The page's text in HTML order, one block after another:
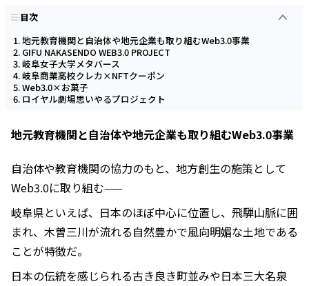
目次
地元教育機関と自治体や地元企業も取り組むWeb3.0事業
GIFU NAKASENDO WEB3.0 PROJECT
岐阜女子大学メタバース
岐阜商業高校クレカ×NFTクーポン
Web3.0×お菓子
ロイヤル劇場思いやるプロジェクト
地元教育機関と自治体や地元企業も取り組むWeb3.0事業
自治体や教育機関の協力のもと、地方創生の施策として
Web3.0に取り組む——
岐阜県といえば、日本のほぼ中心に位置し、飛騨山脈に囲
まれ、木曽三川が流れる自然豊かで風向明媚な土地である
ことが特徴だ。
日本の伝統を感じられる古き良き町並みや日本三大名泉